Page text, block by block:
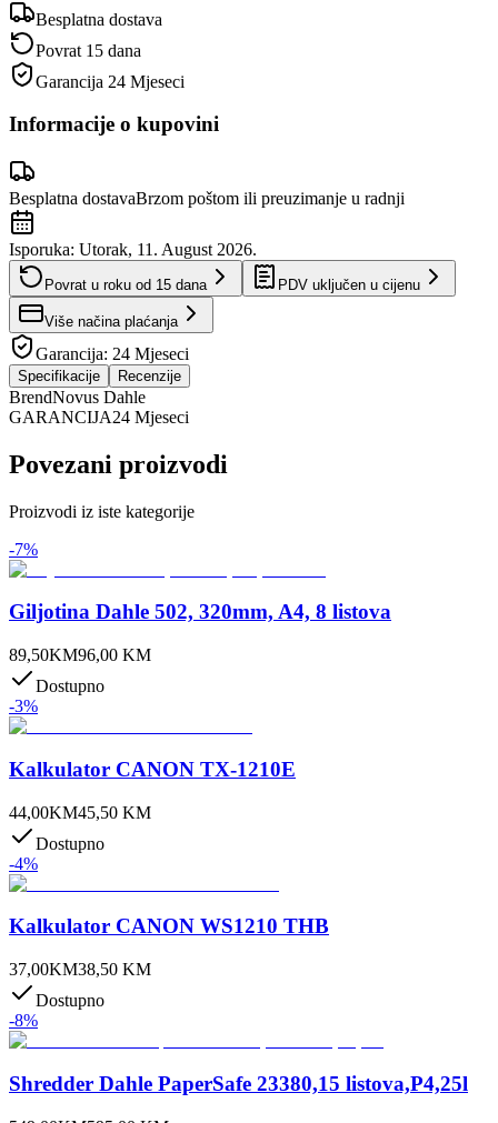
Besplatna dostava
Povrat 15 dana
Garancija 24 Mjeseci
Informacije o kupovini
Besplatna dostavaBrzom poštom ili preuzimanje u radnji
Isporuka: Utorak, 11. August 2026.
Povrat u roku od 15 dana PDV uključen u cijenu
Više načina plaćanja
Garancija: 24 Mjeseci
Specifikacije Recenzije
BrendNovus Dahle
GARANCIJA24 Mjeseci
Povezani proizvodi
Proizvodi iz iste kategorije
-7%
Giljotina Dahle 502, 320mm, A4, 8 listova
89,50KM96,00 KM
Dostupno
-3%
Kalkulator CANON TX-1210E
44,00KM45,50 KM
Dostupno
-4%
Kalkulator CANON WS1210 THB
37,00KM38,50 KM
Dostupno
-8%
Shredder Dahle PaperSafe 23380,15 listova,P4,25l